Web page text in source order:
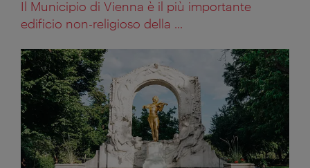
Il Municipio di Vienna è il più importante
edificio non-religioso della ...